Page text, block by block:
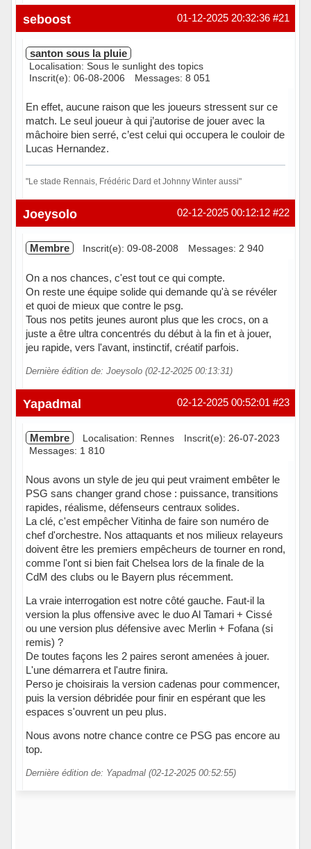
Hors ligne #21
01-12-2025 20:32:36
seboost
santon sous la pluie
Localisation: Sous le sunlight des topics
Inscrit(e): 06-08-2006
Messages: 8 051
En effet, aucune raison que les joueurs stressent sur ce
match. Le seul joueur à qui j’autorise de jouer avec la
mâchoire bien serré, c’est celui qui occupera le couloir de
Lucas Hernandez.
"Le stade Rennais, Frédéric Dard et Johnny Winter aussi"
Hors ligne #22
02-12-2025 00:12:12
Joeysolo
Membre Inscrit(e): 09-08-2008 Messages: 2 940
On a nos chances, c'est tout ce qui compte.
On reste une équipe solide qui demande qu'à se révéler
et quoi de mieux que contre le psg.
Tous nos petits jeunes auront plus que les crocs, on a
juste a être ultra concentrés du début à la fin et à jouer,
jeu rapide, vers l'avant, instinctif, créatif parfois.
Dernière édition de: Joeysolo (02-12-2025 00:13:31)
Hors ligne #23
02-12-2025 00:52:01
Yapadmal
Membre Localisation: Rennes
Inscrit(e): 26-07-2023
Messages: 1 810
Nous avons un style de jeu qui peut vraiment embêter le
PSG sans changer grand chose : puissance, transitions
rapides, réalisme, défenseurs centraux solides.
La clé, c'est empêcher Vitinha de faire son numéro de
chef d'orchestre. Nos attaquants et nos milieux relayeurs
doivent être les premiers empêcheurs de tourner en rond,
comme l'ont si bien fait Chelsea lors de la finale de la
CdM des clubs ou le Bayern plus récemment.
La vraie interrogation est notre côté gauche. Faut-il la
version la plus offensive avec le duo Al Tamari + Cissé
ou une version plus défensive avec Merlin + Fofana (si
remis) ?
De toutes façons les 2 paires seront amenées à jouer.
L'une démarrera et l'autre finira.
Perso je choisirais la version cadenas pour commencer,
puis la version débridée pour finir en espérant que les
espaces s'ouvrent un peu plus.
Nous avons notre chance contre ce PSG pas encore au
top.
Dernière édition de: Yapadmal (02-12-2025 00:52:55)